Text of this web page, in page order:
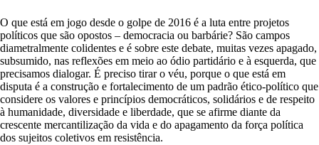
O que está em jogo desde o golpe de 2016 é a luta entre projetos
políticos que são opostos – democracia ou barbárie? São campos
diametralmente colidentes e é sobre este debate, muitas vezes apagado,
subsumido, nas reflexões em meio ao ódio partidário e à esquerda, que
precisamos dialogar. É preciso tirar o véu, porque o que está em
disputa é a construção e fortalecimento de um padrão ético-político que
considere os valores e princípios democráticos, solidários e de respeito
à humanidade, diversidade e liberdade, que se afirme diante da
crescente mercantilização da vida e do apagamento da força política
dos sujeitos coletivos em resistência.